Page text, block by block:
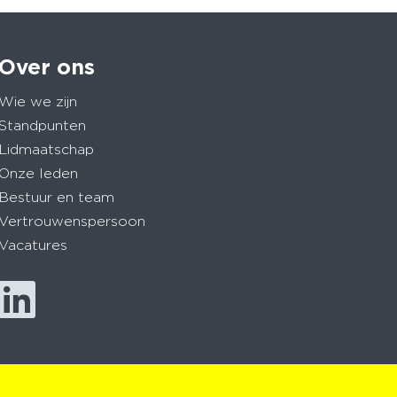
Over ons
Wie we zijn
Standpunten
Lidmaatschap
Onze leden
Bestuur en team
Vertrouwenspersoon
Vacatures